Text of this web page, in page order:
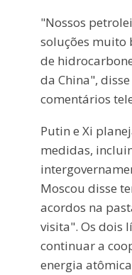
"Nossos
soluções muito
de
da China",
comentários
Putin e Xi
medidas,
Moscou disse
acordos na
visita". Os dois
continuar a
energia